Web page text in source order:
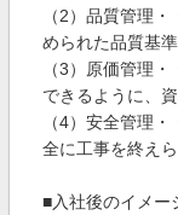
（2）品質管理
められた品質基
（3）原価管理
できるように、
（4）安全管理
全に工事を終え
■入社後のイメー